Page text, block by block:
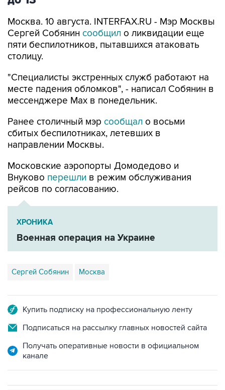
Москва. 10 августа. INTERFAX.RU - Мэр Москвы
Сергей Собянин сообщил о ликвидации еще
пяти беспилотников, пытавшихся атаковать
столицу.
"Специалисты экстренных служб работают на
месте падения обломков", - написал Собянин в
мессенджере Max в понедельник.
Ранее столичный мэр сообщал о восьми
сбитых беспилотниках, летевших в
направлении Москвы.
Московские аэропорты Домодедово и
Внуково перешли в режим обслуживания
рейсов по согласованию.
ХРОНИКА
Военная операция на Украине
Сергей Собянин Москва
Купить подписку на профессиональную ленту
Подписаться на рассылку главных новостей сайта
Получать оперативные новости в официальном
канале